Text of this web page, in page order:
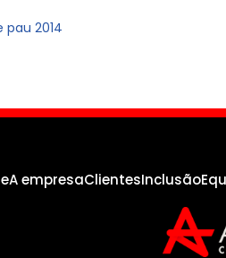
pau 2014
A empresaClientesInclusão